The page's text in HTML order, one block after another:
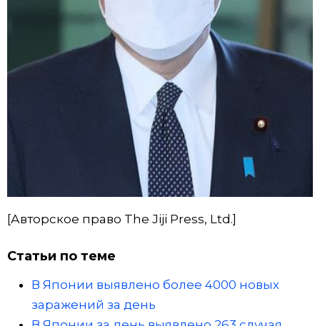
[Авторское право The Jiji Press, Ltd.]
Статьи по теме
В Японии выявлено более 4000 новых
заражений за день